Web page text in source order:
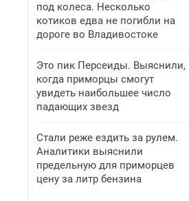
под колеса. Несколько
котиков едва не погибли на
дороге во Владивостоке
Это пик Персеиды. Выяснили,
когда приморцы смогут
увидеть наибольшее число
падающих звезд
Стали реже ездить за рулем.
Аналитики выяснили
предельную для приморцев
цену за литр бензина